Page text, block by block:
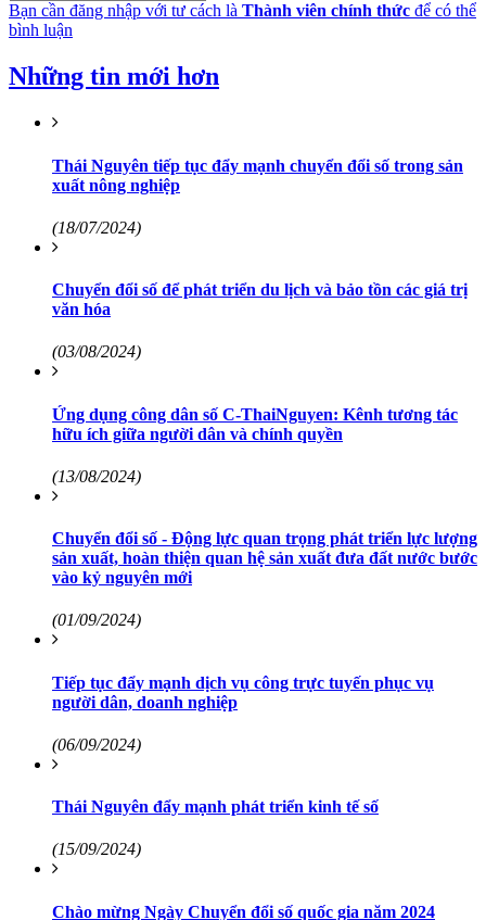
Bạn cần đăng nhập với tư cách là Thành viên chính thức để có thể
bình luận
Những tin mới hơn
Thái Nguyên tiếp tục đẩy mạnh chuyển đổi số trong sản
xuất nông nghiệp
(18/07/2024)
Chuyển đổi số để phát triển du lịch và bảo tồn các giá trị
văn hóa
(03/08/2024)
Ứng dụng công dân số C-ThaiNguyen: Kênh tương tác
hữu ích giữa người dân và chính quyền
(13/08/2024)
Chuyển đổi số - Động lực quan trọng phát triển lực lượng
sản xuất, hoàn thiện quan hệ sản xuất đưa đất nước bước
vào kỷ nguyên mới
(01/09/2024)
Tiếp tục đẩy mạnh dịch vụ công trực tuyến phục vụ
người dân, doanh nghiệp
(06/09/2024)
Thái Nguyên đẩy mạnh phát triển kinh tế số
(15/09/2024)
Chào mừng Ngày Chuyển đổi số quốc gia năm 2024